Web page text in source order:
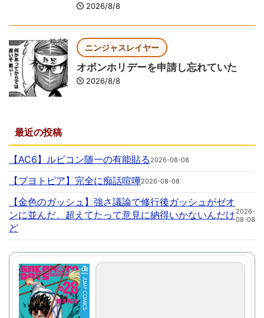
2026/8/8
ニンジャスレイヤー
オボンホリデーを申請し忘れていた
2026/8/8
最近の投稿
【AC6】ルビコン随一の有能貼る2026-08-08
【ブヨトピア】完全に痴話喧嘩2026-08-08
【金色のガッシュ】強さ議論で修行後ガッシュがゼオ
ンに並んだ、超えてたって意見に納得いかないんだけ
ど
2026-
08-08